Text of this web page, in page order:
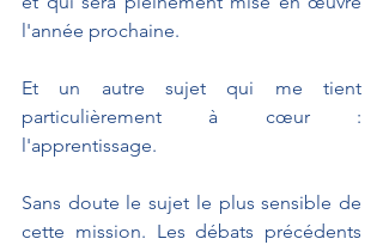
l'année prochaine.
Et un autre sujet qui me tient
particulièrement à cœur :
l'apprentissage.
Sans doute le sujet le plus sensible de
cette mission. Les débats précédents